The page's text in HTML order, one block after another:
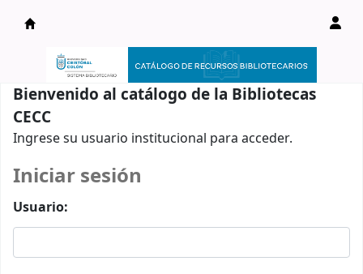
Catálogo en línea
Bienvenido al catálogo de la Bibliotecas
CECC
Ingrese su usuario institucional para acceder.
Iniciar sesión
Usuario: